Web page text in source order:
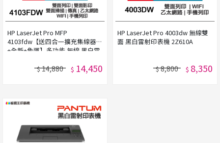
HP LaserJet Pro MFP
4103fdw【送四合一擴充集線器
+全新+免運】多功能 無線 黑白雷
$14,880 $ 14,450
HP LaserJet Pro 4003dw 無線雙
面 黑白雷射印表機 2Z610A
$8,800 $ 8,350